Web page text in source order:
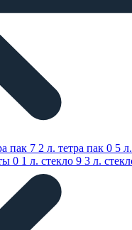
пак 7 2 л. тетра пак 0 5
0 1 л. стекло 9 3 л.